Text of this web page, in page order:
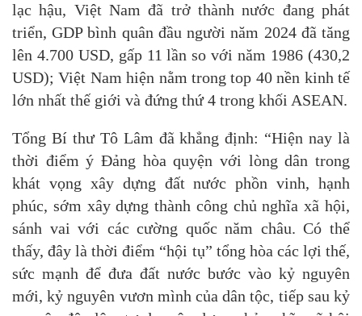
lạc hậu, Việt Nam đã trở thành nước đang phát
triển, GDP bình quân đầu người năm 2024 đã tăng
lên 4.700 USD, gấp 11 lần so với năm 1986 (430,2
USD); Việt Nam hiện nằm trong top 40 nền kinh tế
lớn nhất thế giới và đứng thứ 4 trong khối ASEAN.
Tổng Bí thư Tô Lâm đã khẳng định: “Hiện nay là
thời điểm ý Đảng hòa quyện với lòng dân trong
khát vọng xây dựng đất nước phồn vinh, hạnh
phúc, sớm xây dựng thành công chủ nghĩa xã hội,
sánh vai với các cường quốc năm châu. Có thể
thấy, đây là thời điểm “hội tụ” tổng hòa các lợi thế,
sức mạnh để đưa đất nước bước vào kỷ nguyên
mới, kỷ nguyên vươn mình của dân tộc, tiếp sau kỷ